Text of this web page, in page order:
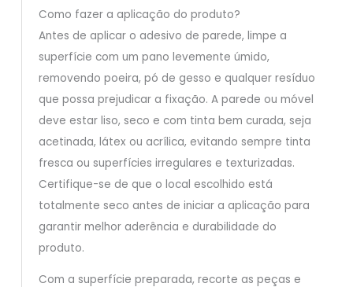
Como fazer a aplicação do produto?
Antes de aplicar o adesivo de parede, limpe a
superfície com um pano levemente úmido,
removendo poeira, pó de gesso e qualquer resíduo
que possa prejudicar a fixação. A parede ou móvel
deve estar liso, seco e com tinta bem curada, seja
acetinada, látex ou acrílica, evitando sempre tinta
fresca ou superfícies irregulares e texturizadas.
Certifique-se de que o local escolhido está
totalmente seco antes de iniciar a aplicação para
garantir melhor aderência e durabilidade do
produto.
Com a superfície preparada, recorte as peças e